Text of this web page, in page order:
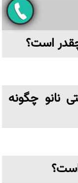
است؟
نانو چگونه